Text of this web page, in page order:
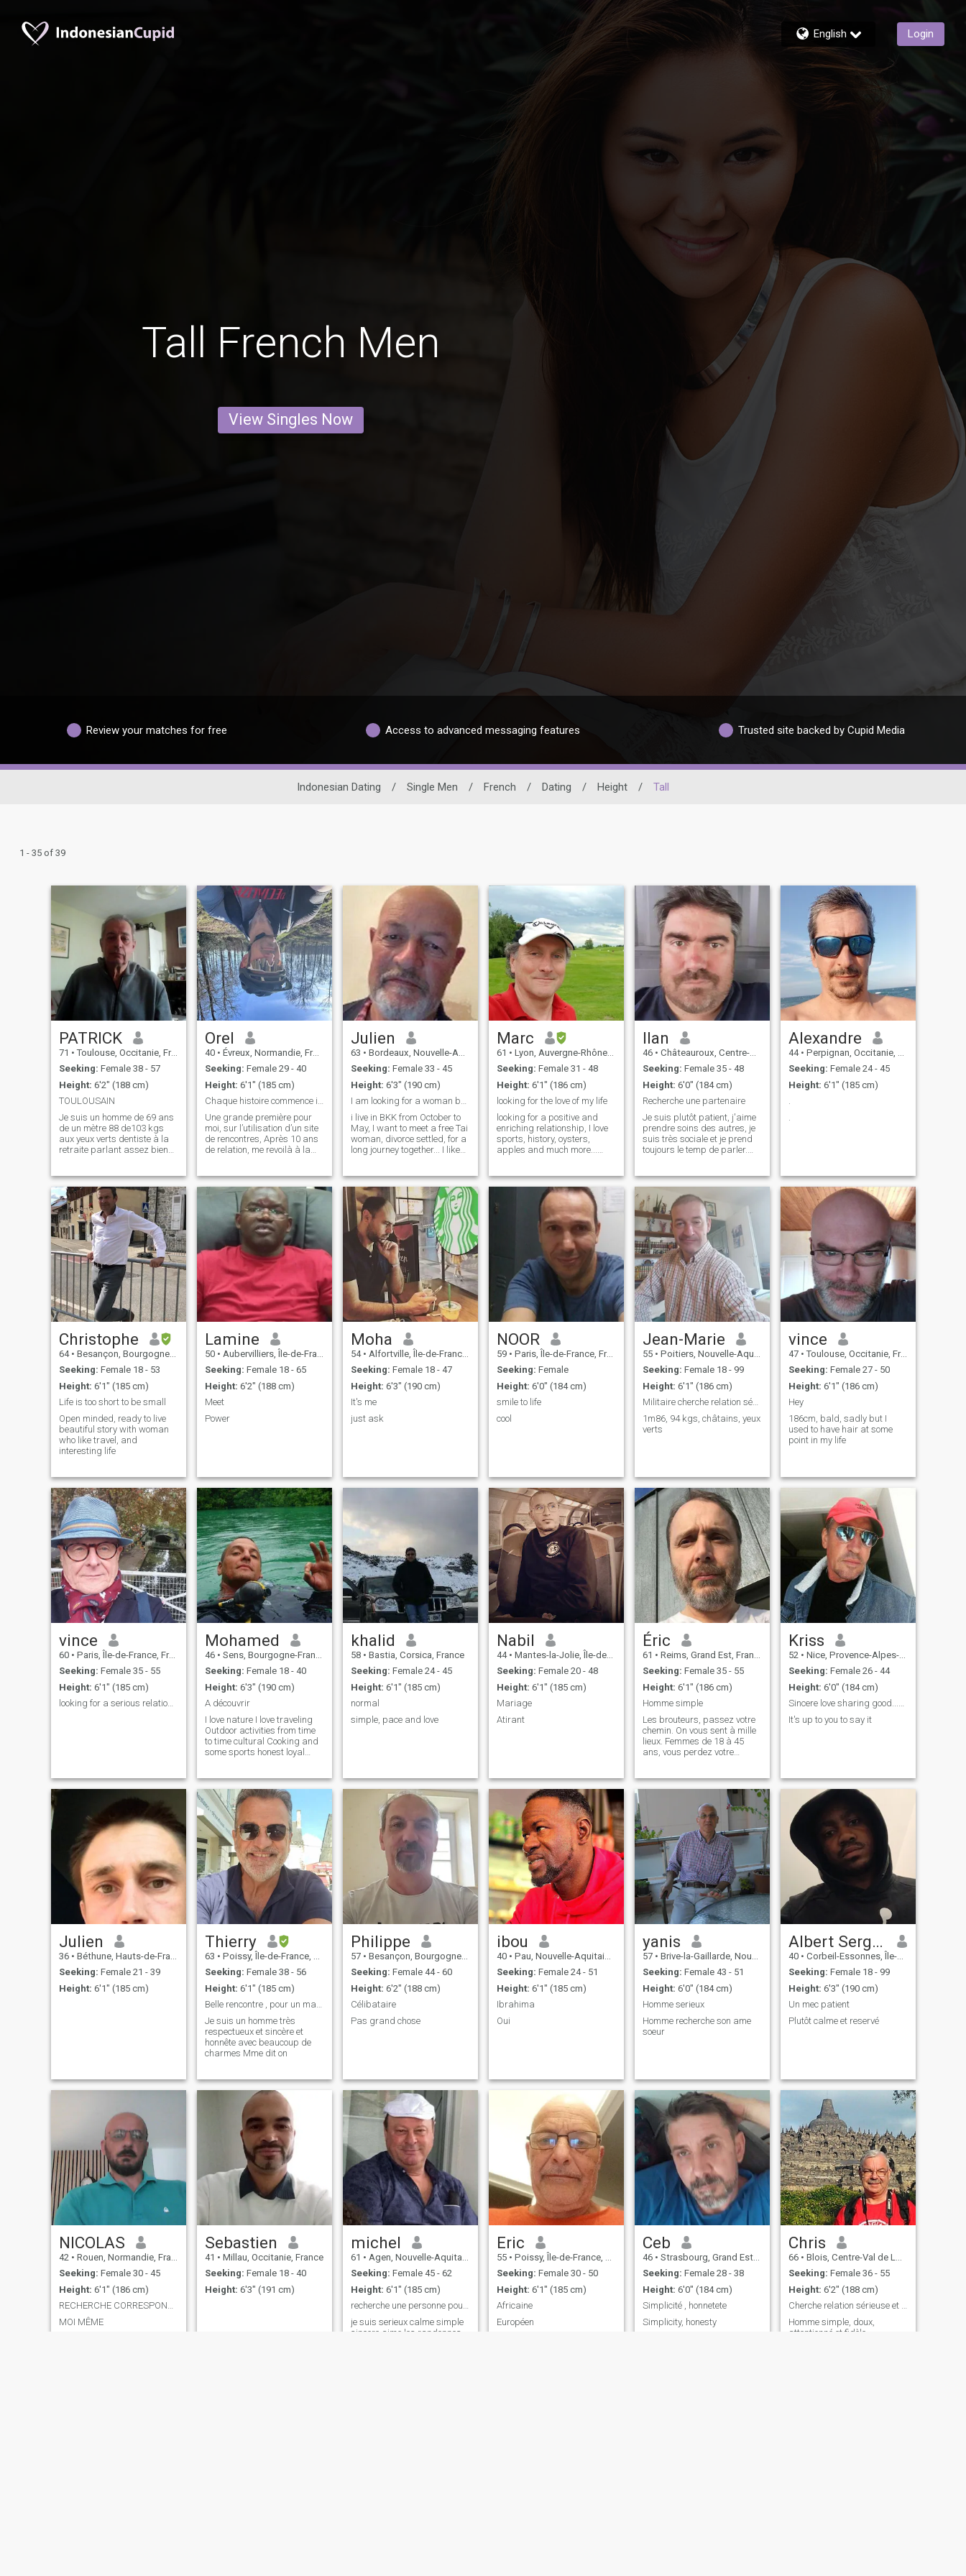
English Login
Tall French Men
View Singles Now
Review your matches for free Access to advanced messaging features Trusted site backed by Cupid Media
Indonesian Dating / Single Men / French / Dating / Height / Tall
1 - 35 of 39
PATRICK
71 • Toulouse, Occitanie, France
Seeking: Female 38 - 57
Height: 6'2" (188 cm)
TOULOUSAIN
Je suis un homme de 69 ans
de un mètre 88 de103 kgs
aux yeux verts dentiste à la
retraite parlant assez bien
J'aime aussi la natation le
golf...J'ai 3 enfants dont 2
fillesAvocates et u
Orel
40 • Évreux, Normandie, France
Seeking: Female 29 - 40
Height: 6'1" (185 cm)
Chaque histoire commence ici…
Une grande première pour
moi, sur l’utilisation d’un site
de rencontres, Après 10 ans
de relation, me revoilà à la
envies que moi… Avoir
beaucoup de point communs
sont essentiels dans la vie
d’un co
Julien
63 • Bordeaux, Nouvelle-Aquitaine, France
Seeking: Female 33 - 45
Height: 6'3" (190 cm)
I am looking for a woman between 35 and 48 yeards
i live in BKK from October to
May, I want to meet a free Tai
woman, divorce settled, for a
long journey together... I like
motorcycle road trips, and
Thai cuisine... I am looking for
a real connection, I
Marc
61 • Lyon, Auvergne-Rhône-Alpes, France
Seeking: Female 31 - 48
Height: 6'1" (186 cm)
looking for the love of my life
looking for a positive and
enriching relationship, I love
sports, history, oysters,
apples and much more...
Ilan
46 • Châteauroux, Centre-Val de Loire, France
Seeking: Female 35 - 48
Height: 6'0" (184 cm)
Recherche une partenaire
Je suis plutôt patient, j'aime
prendre soins des autres, je
suis très sociale et je prend
toujours le temp de parler.
Alexandre
44 • Perpignan, Occitanie, France
Seeking: Female 24 - 45
Height: 6'1" (185 cm)
.
Christophe
64 • Besançon, Bourgogne-Franche-Comté, France
Seeking: Female 18 - 53
Height: 6'1" (185 cm)
Life is too short to be small
Open minded, ready to live
beautiful story with woman
who like travel, and
interesting life
Lamine
50 • Aubervilliers, Île-de-France, France
Seeking: Female 18 - 65
Height: 6'2" (188 cm)
Meet
Power
Moha
54 • Alfortville, Île-de-France, France
Seeking: Female 18 - 47
Height: 6'3" (190 cm)
It's me
just ask
NOOR
59 • Paris, Île-de-France, France
Seeking: Female
Height: 6'0" (184 cm)
smile to life
cool
Jean-Marie
55 • Poitiers, Nouvelle-Aquitaine, France
Seeking: Female 18 - 99
Height: 6'1" (186 cm)
Militaire cherche relation sérieuse et durable
1m86, 94 kgs, châtains, yeux
verts
vince
47 • Toulouse, Occitanie, France
Seeking: Female 27 - 50
Height: 6'1" (186 cm)
Hey
186cm, bald, sadly but I
used to have hair at some
point in my life
vince
60 • Paris, Île-de-France, France
Seeking: Female 35 - 55
Height: 6'1" (185 cm)
looking for a serious relationship
Mohamed
46 • Sens, Bourgogne-Franche-Comté, France
Seeking: Female 18 - 40
Height: 6'3" (190 cm)
A découvrir
I love nature I love traveling
Outdoor activities from time
to time cultural Cooking and
some sports honest loyal
khalid
58 • Bastia, Corsica, France
Seeking: Female 24 - 45
Height: 6'1" (185 cm)
normal
simple, pace and love
Nabil
44 • Mantes-la-Jolie, Île-de-France, France
Seeking: Female 20 - 48
Height: 6'1" (185 cm)
Mariage
Atirant
Éric
61 • Reims, Grand Est, France
Seeking: Female 35 - 55
Height: 6'1" (186 cm)
Homme simple
Les brouteurs, passez votre
chemin. On vous sent à mille
lieux. Femmes de 18 à 45
ans, vous perdez votre
Champagne. Allergie aux
Kriss
52 • Nice, Provence-Alpes-Côte d'Azur, France
Seeking: Female 26 - 44
Height: 6'0" (184 cm)
Sincere love sharing good...easy going.
It's up to you to say it
Julien
36 • Béthune, Hauts-de-France, France
Seeking: Female 21 - 39
Height: 6'1" (185 cm)
Thierry
63 • Poissy, Île-de-France, France
Seeking: Female 38 - 56
Height: 6'1" (185 cm)
Belle rencontre , pour un mariage .
Je suis un homme très
respectueux et sincère et
honnête avec beaucoup de
charmes Mme dit on
Philippe
57 • Besançon, Bourgogne-Franche-Comté, France
Seeking: Female 44 - 60
Height: 6'2" (188 cm)
Célibataire
Pas grand chose
ibou
40 • Pau, Nouvelle-Aquitaine, France
Seeking: Female 24 - 51
Height: 6'1" (185 cm)
Ibrahima
Oui
yanis
57 • Brive-la-Gaillarde, Nouvelle-Aquitaine, France
Seeking: Female 43 - 51
Height: 6'0" (184 cm)
Homme serieux
Homme recherche son ame
soeur
Albert Serges Christian
40 • Corbeil-Essonnes, Île-de-France, France
Seeking: Female 18 - 99
Height: 6'3" (190 cm)
Un mec patient
Plutôt calme et reservé
NICOLAS
42 • Rouen, Normandie, France
Seeking: Female 30 - 45
Height: 6'1" (186 cm)
RECHERCHE CORRESPONDANCE et AMOUR
MOI MÊME
Sebastien
41 • Millau, Occitanie, France
Seeking: Female 18 - 40
Height: 6'3" (191 cm)
michel
61 • Agen, Nouvelle-Aquitaine, France
Seeking: Female 45 - 62
Height: 6'1" (185 cm)
recherche une personne pour une vie amoureuse
je suis serieux calme simple
sincere aime les randonnes
Eric
55 • Poissy, Île-de-France, France
Seeking: Female 30 - 50
Height: 6'1" (185 cm)
Africaine
Européen
Ceb
46 • Strasbourg, Grand Est, France
Seeking: Female 28 - 38
Height: 6'0" (184 cm)
Simplicité , honnetete
Simplicity, honesty
Chris
66 • Blois, Centre-Val de Loire, France
Seeking: Female 36 - 55
Height: 6'2" (188 cm)
Cherche relation sérieuse et durable
Homme simple, doux,
attentionné et fidèle